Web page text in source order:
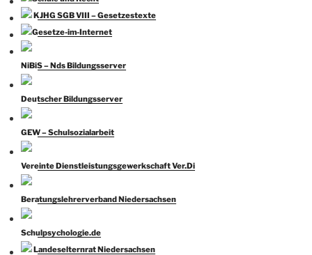
KJHG SGB VIII – Gesetzestexte
Gesetze-im-Internet
NiBiS – Nds Bildungsserver
Deutscher Bildungsserver
GEW – Schulsozialarbeit
Vereinte Dienstleistungsgewerkschaft Ver.Di
Beratungslehrerverband Niedersachsen
Schulpsychologie.de
Landeselternrat Niedersachsen